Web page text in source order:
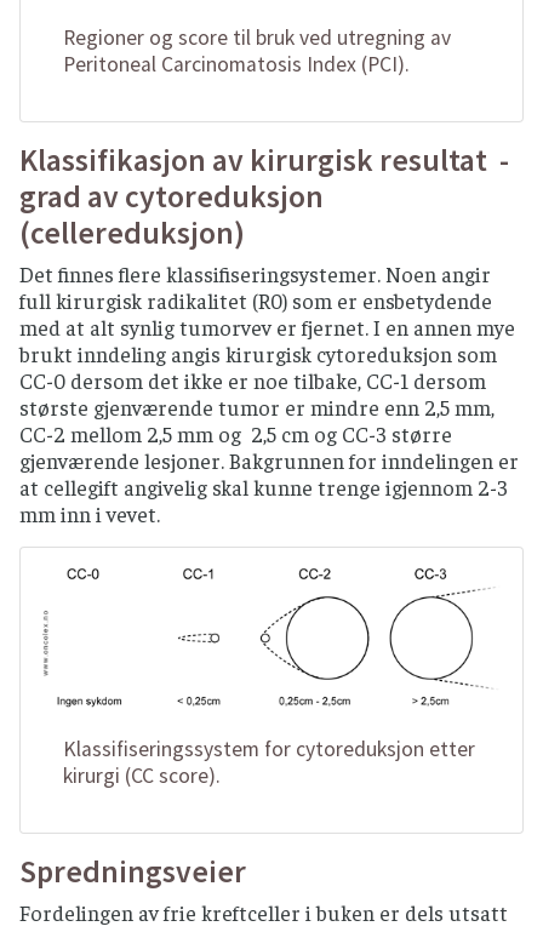
Regioner og score til bruk ved utregning av
Peritoneal Carcinomatosis Index (PCI).
Klassifikasjon av kirurgisk resultat -
grad av cytoreduksjon
(cellereduksjon)
Det finnes flere klassifiseringsystemer. Noen angir
full kirurgisk radikalitet (R0) som er ensbetydende
med at alt synlig tumorvev er fjernet. I en annen mye
brukt inndeling angis kirurgisk cytoreduksjon som
CC-0 dersom det ikke er noe tilbake, CC-1 dersom
største gjenværende tumor er mindre enn 2,5 mm,
CC-2 mellom 2,5 mm og 2,5 cm og CC-3 større
gjenværende lesjoner. Bakgrunnen for inndelingen er
at cellegift angivelig skal kunne trenge igjennom 2-3
mm inn i vevet.
Klassifiseringssystem for cytoreduksjon etter
kirurgi (CC score).
Spredningsveier
Fordelingen av frie kreftceller i buken er dels utsatt